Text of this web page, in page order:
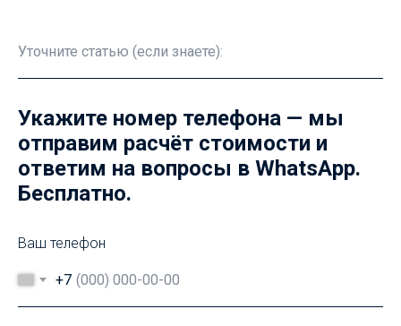
Укажите номер телефона — мы
отправим расчёт стоимости и
ответим на вопросы в WhatsApp.
Бесплатно.
Ваш телефон
+7